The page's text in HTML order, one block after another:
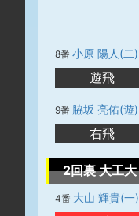
8番 小原 陽人(二)
遊飛
9番 脇坂 亮佑(遊)
右飛
2回裏 大工大
4番 大山 輝貴(一)